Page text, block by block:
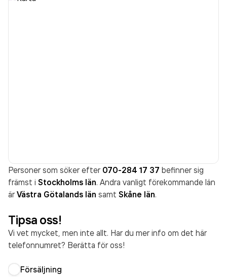
Personer som söker efter 070-284 17 37 befinner sig
främst i Stockholms län. Andra vanligt förekommande län
är Västra Götalands län samt Skåne län.
Tipsa oss!
Vi vet mycket, men inte allt. Har du mer info om det här
telefonnumret? Berätta för oss!
Försäljning